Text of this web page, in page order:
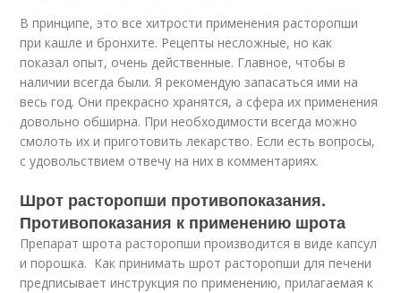
В принципе, это все хитрости применения расторопши
при кашле и бронхите. Рецепты несложные, но как
показал опыт, очень действенные. Главное, чтобы в
наличии всегда были. Я рекомендую запасаться ими на
весь год. Они прекрасно хранятся, а сфера их применения
довольно обширна. При необходимости всегда можно
смолоть их и приготовить лекарство. Если есть вопросы,
с удовольствием отвечу на них в комментариях.
Шрот расторопши противопоказания.
Противопоказания к применению шрота
Препарат шрота расторопши производится в виде капсул
и порошка. Как принимать шрот расторопши для печени
предписывает инструкция по применению, прилагаемая к